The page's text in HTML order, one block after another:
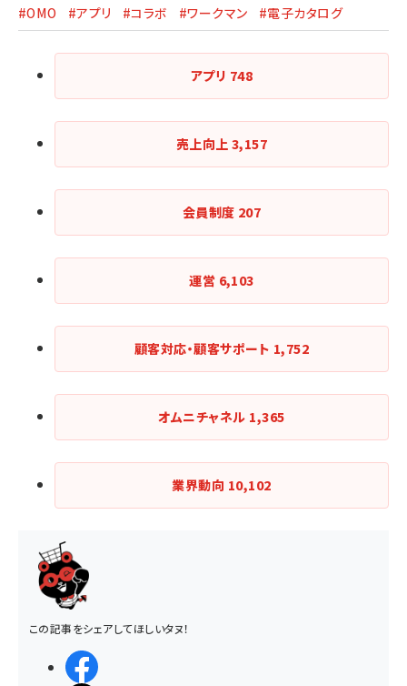
#OMO #アプリ #コラボ #ワークマン #電子カタログ
アプリ 748
売上向上 3,157
会員制度 207
運営 6,103
顧客対応・顧客サポート 1,752
オムニチャネル 1,365
業界動向 10,102
この記事をシェアしてほしいタヌ！